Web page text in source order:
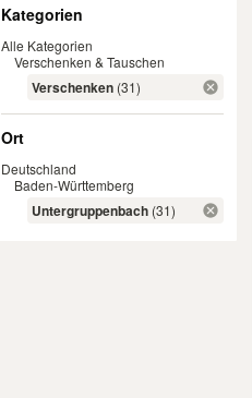
Kategorien
Alle Kategorien
Verschenken & Tauschen
Verschenken (31)
Ort
Deutschland
Baden-Württemberg
Untergruppenbach (31)